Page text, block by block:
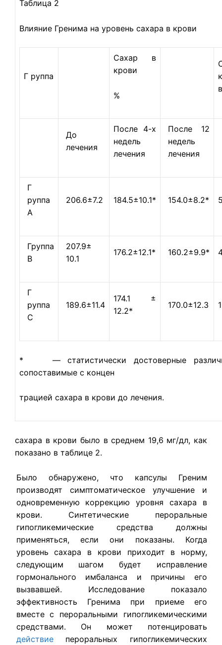
Таблица 2
Влияние Гренима на уровень сахара в крови
Г руппа
Сахар в
крови
%
До
лечения
После 4-х
недель
лечения
После 12
недель
лечения
Г
руппа
А
206.6±7.2 184.5±10.1* 154.0±8.2*
Группа
В
207.9±
10.1
176.2±12.1* 160.2±9.9*
Г
руппа
С
189.6±11.4
174.1 ±
12.2*
170.0±12.3
* — статистически достоверные
сопоставимые с концен­
трацией сахара в крови до лечения.
сахара в крови было в среднем 19,6 мг/дл, как
показано в таблице 2.
Было обнаружено, что капсулы Греним
производят симптоматичес­кое улучшение и
одновременную коррекцию уровня сахара в
крови. Син­тетические пероральные
гипогликемические средства должны
применять­ся, если они показаны. Когда
уровень сахара в крови приходит в норму,
следующим шагом будет исправление
гормонального имбаланса и при­чины его
вызвавшей. Исследование показало
эффективность Гренима при приеме его
вместе с пероральными гипогликемическими
средствами. Он может потенцировать
действиепероральных гипогликемических